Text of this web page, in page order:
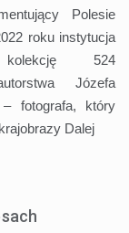
Polesie
roku instytucja
kolekcję 524
Józefa
fotografa, który
Dalej